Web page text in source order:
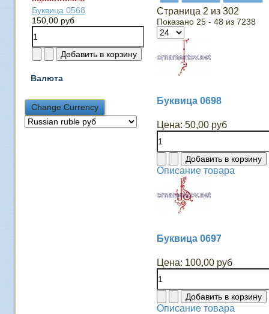
Буквица 0568
150,00 руб
Валюта
Страница 2 из 302
Показано 25 - 48 из 7238
Буквица 0698
Цена: 50,00 руб
Описание товара
Буквица 0697
Цена: 100,00 руб
Описание товара